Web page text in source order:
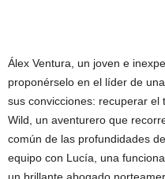
Álex Ventura, un joven e
proponérselo en el líder de
sus convicciones: recuperar
Wild, un aventurero que
común de las profundidades
equipo con Lucía, una